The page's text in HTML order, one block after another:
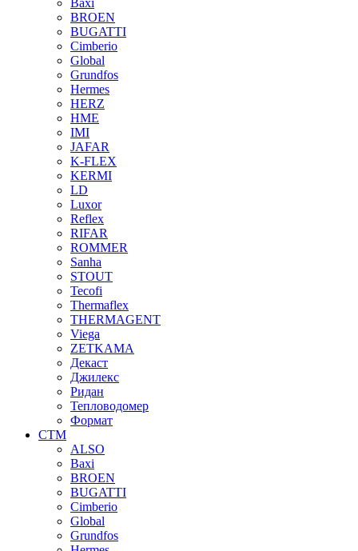
BROEN
BUGATTI
Cimberio
Global
Grundfos
Hermes
HERZ
HME
IMI
JAFAR
K-FLEX
KERMI
LD
Luxor
Reflex
RIFAR
ROMMER
Sanha
STOUT
Tecofi
Thermaflex
THERMAGENT
Viega
ZETKAMA
Декаст
Джилекс
Ридан
Тепловодомер
Формат
СТМ
ALSO
Baxi
BROEN
BUGATTI
Cimberio
Global
Grundfos